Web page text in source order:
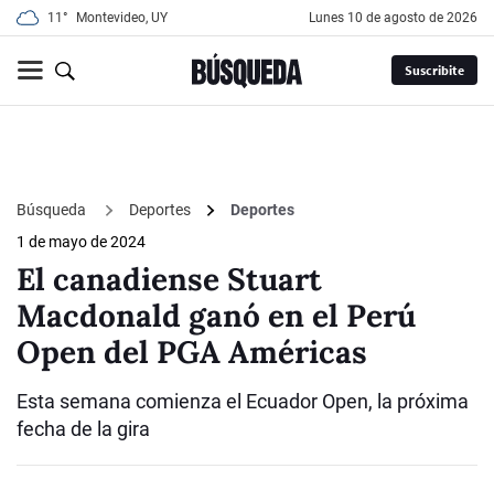
11° Montevideo, UY lunes 10 de agosto de 2026
Suscribite
Búsqueda Deportes
Deportes
1 de mayo de 2024
El canadiense Stuart
Macdonald ganó en el Perú
Open del PGA Américas
Esta semana comienza el Ecuador Open, la próxima
fecha de la gira